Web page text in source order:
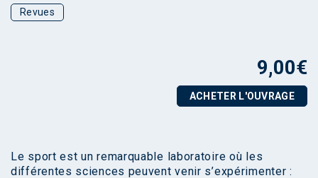
Revues
9,00€
ACHETER L'OUVRAGE
Le sport est un remarquable laboratoire où les
différentes sciences peuvent venir s’expérimenter :